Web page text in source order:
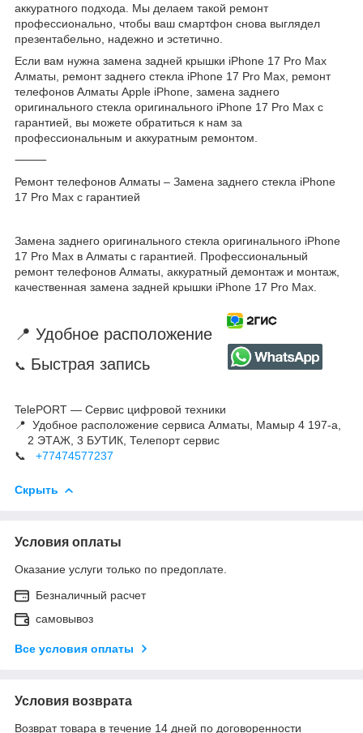
аккуратного подхода. Мы делаем такой ремонт
профессионально, чтобы ваш смартфон снова выглядел
презентабельно, надежно и эстетично.
Если вам нужна замена задней крышки iPhone 17 Pro Max
Алматы, ремонт заднего стекла iPhone 17 Pro Max, ремонт
телефонов Алматы Apple iPhone, замена заднего
оригинального стекла оригинального iPhone 17 Pro Max с
гарантией, вы можете обратиться к нам за
профессиональным и аккуратным ремонтом.
⸻
Ремонт телефонов Алматы – Замена заднего стекла iPhone
17 Pro Max с гарантией
Замена заднего оригинального стекла оригинального iPhone
17 Pro Max в Алматы с гарантией. Профессиональный
ремонт телефонов Алматы, аккуратный демонтаж и монтаж,
качественная замена задней крышки iPhone 17 Pro Max.
📍 Удобное расположение
📞 Быстрая запись
TelePORT — Сервис цифровой техники
📍 Удобное расположение сервиса Алматы, Мамыр 4 197-а,
2 ЭТАЖ, 3 БУТИК, Телепорт сервис
📞
+77474577237
Скрыть
Условия оплаты
Оказание услуги только по предоплате.
Безналичный расчет
самовывоз
Все условия оплаты
Условия возврата
Возврат товара в течение 14 дней по договоренности